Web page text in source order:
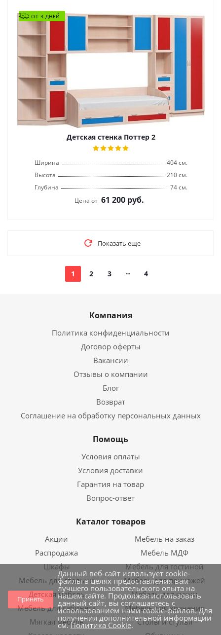
ОТ 3 ДНЕЙ
Детская стенка Поттер 2
Ширина
404 см.
Высота
210 см.
Глубина
74 см.
Цена от 61 200 руб.
Показать еще
1 2 3 4
Компания
Политика конфиденциальности
Договор оферты
Вакансии
Отзывы о компании
Блог
Возврат
Соглашение на обработку персональных данных
Помощь
Условия оплаты
Условия доставки
Гарантия на товар
Вопрос-ответ
Каталог товаров
Акции
Мебель на заказ
Распродажа
Мебель МДФ
Шкафы
Мебель для гостиной
Мебель для спальни
Мебель для прихожей
Детская мебель
Мебель для кухни
Мебель для кабинета
Мебель для хранения
Мягкая мебель
Столы и стулья
Принять
Данный веб-сайт использует cookie-
файлы в целях предоставления вам
лучшего пользовательского опыта на
нашем сайте. Продолжая использовать
данный сайт, вы соглашаетесь с
использованием нами cookie-файлов. Для
получения дополнительной информации
см.Политика Cookie.